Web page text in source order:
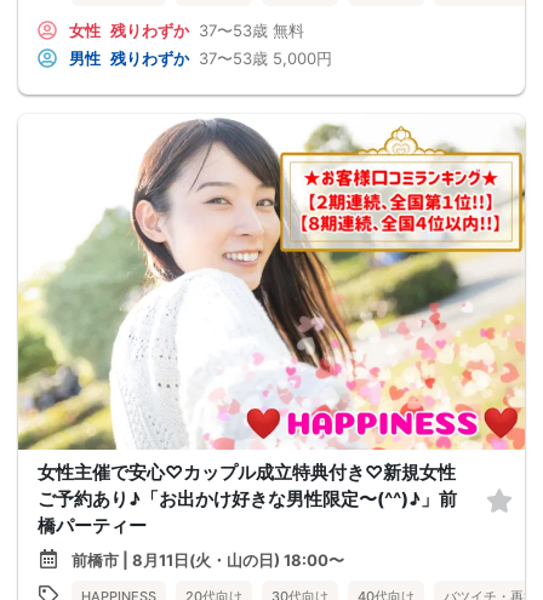
女性 残りわずか 37〜53歳 無料
男性 残りわずか 37〜53歳 5,000円
女性主催で安心♡カップル成立特典付き♡新規女性
ご予約あり♪「お出かけ好きな男性限定〜(^^)♪」前
橋パーティー
前橋市 | 8月11日(火・山の日) 18:00〜
HAPPINESS 20代向け 30代向け 40代向け バツイチ・再婚